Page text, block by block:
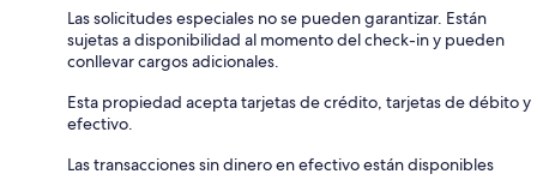
Las solicitudes especiales no se pueden garantizar. Están
sujetas a disponibilidad al momento del check-in y pueden
conllevar cargos adicionales.
Esta propiedad acepta tarjetas de crédito, tarjetas de débito y
efectivo.
Las transacciones sin dinero en efectivo están disponibles